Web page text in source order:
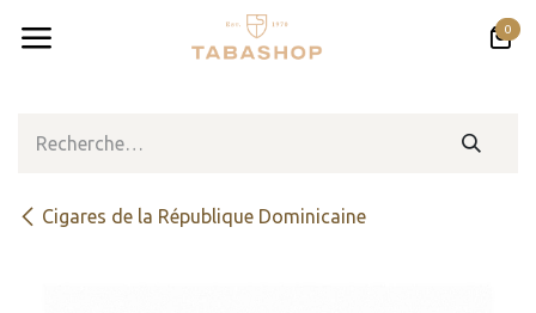
0
Cigares de la République Dominicaine